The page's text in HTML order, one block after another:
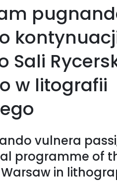
Sali
w litografii
vulnera
programme of
in